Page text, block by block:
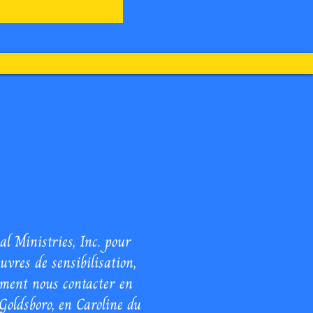
Ministries, Inc. pour
de sensibilisation,
nous contacter en
en Caroline du